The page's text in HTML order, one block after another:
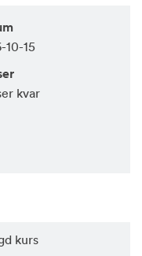
10-15
kvar
kurs